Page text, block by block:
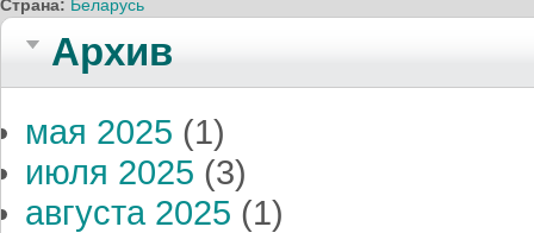
Страна: Беларусь
Архив
мая 2025 (1)
июля 2025 (3)
августа 2025 (1)